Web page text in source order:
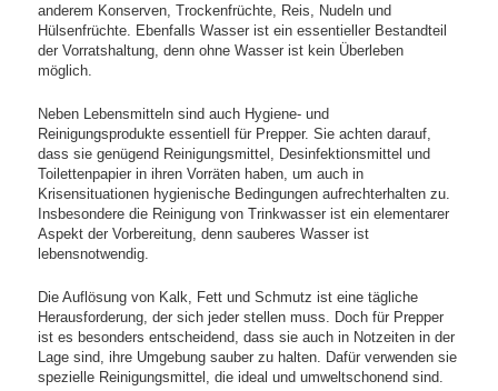
anderem Konserven, Trockenfrüchte, Reis, Nudeln und
Hülsenfrüchte. Ebenfalls Wasser ist ein essentieller Bestandteil
der Vorratshaltung, denn ohne Wasser ist kein Überleben
möglich.
Neben Lebensmitteln sind auch Hygiene- und
Reinigungsprodukte essentiell für Prepper. Sie achten darauf,
dass sie genügend Reinigungsmittel, Desinfektionsmittel und
Toilettenpapier in ihren Vorräten haben, um auch in
Krisensituationen hygienische Bedingungen aufrechterhalten zu.
Insbesondere die Reinigung von Trinkwasser ist ein elementarer
Aspekt der Vorbereitung, denn sauberes Wasser ist
lebensnotwendig.
Die Auflösung von Kalk, Fett und Schmutz ist eine tägliche
Herausforderung, der sich jeder stellen muss. Doch für Prepper
ist es besonders entscheidend, dass sie auch in Notzeiten in der
Lage sind, ihre Umgebung sauber zu halten. Dafür verwenden sie
spezielle Reinigungsmittel, die ideal und umweltschonend sind.